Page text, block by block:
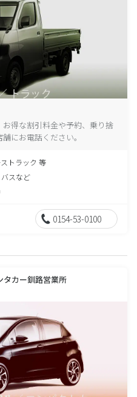
得な割引料金や予約、乗り捨
にお電話ください。
トラック 等
バスなど
0154-53-0100
タカー釧路営業所